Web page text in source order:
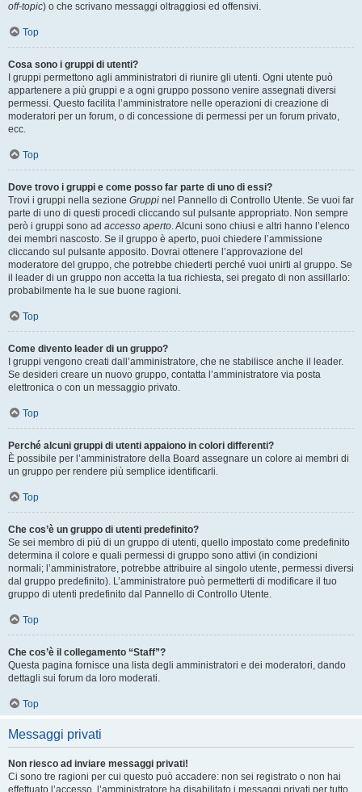
off-topic) o che scrivano messaggi oltraggiosi ed offensivi.
Top
Cosa sono i gruppi di utenti?
I gruppi permettono agli amministratori di riunire gli utenti. Ogni utente può
appartenere a più gruppi e a ogni gruppo possono venire assegnati diversi
permessi. Questo facilita l’amministratore nelle operazioni di creazione di
moderatori per un forum, o di concessione di permessi per un forum privato,
ecc.
Top
Dove trovo i gruppi e come posso far parte di uno di essi?
Trovi i gruppi nella sezione Gruppi nel Pannello di Controllo Utente. Se vuoi far
parte di uno di questi procedi cliccando sul pulsante appropriato. Non sempre
però i gruppi sono ad accesso aperto. Alcuni sono chiusi e altri hanno l’elenco
dei membri nascosto. Se il gruppo è aperto, puoi chiedere l’ammissione
cliccando sul pulsante apposito. Dovrai ottenere l’approvazione del
moderatore del gruppo, che potrebbe chiederti perché vuoi unirti al gruppo. Se
il leader di un gruppo non accetta la tua richiesta, sei pregato di non assillarlo:
probabilmente ha le sue buone ragioni.
Top
Come divento leader di un gruppo?
I gruppi vengono creati dall’amministratore, che ne stabilisce anche il leader.
Se desideri creare un nuovo gruppo, contatta l’amministratore via posta
elettronica o con un messaggio privato.
Top
Perché alcuni gruppi di utenti appaiono in colori differenti?
È possibile per l’amministratore della Board assegnare un colore ai membri di
un gruppo per rendere più semplice identificarli.
Top
Che cos’è un gruppo di utenti predefinito?
Se sei membro di più di un gruppo di utenti, quello impostato come predefinito
determina il colore e quali permessi di gruppo sono attivi (in condizioni
normali; l’amministratore, potrebbe attribuire al singolo utente, permessi diversi
dal gruppo predefinito). L’amministratore può permetterti di modificare il tuo
gruppo di utenti predefinito dal Pannello di Controllo Utente.
Top
Che cos’è il collegamento “Staff”?
Questa pagina fornisce una lista degli amministratori e dei moderatori, dando
dettagli sui forum da loro moderati.
Top
Messaggi privati
Non riesco ad inviare messaggi privati!
Ci sono tre ragioni per cui questo può accadere: non sei registrato o non hai
effettuato l’accesso, l’amministratore ha disabilitato i messaggi privati per tutto